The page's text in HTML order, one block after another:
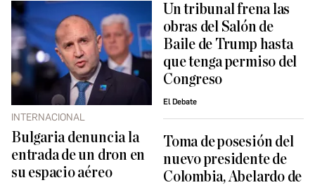
INTERNACIONAL
Bulgaria denuncia la
entrada de un dron en
su espacio aéreo
Un tribunal frena las
obras del Salón de
Baile de Trump hasta
que tenga permiso del
Congreso
El Debate
Toma de posesión del
nuevo presidente de
Colombia, Abelardo de